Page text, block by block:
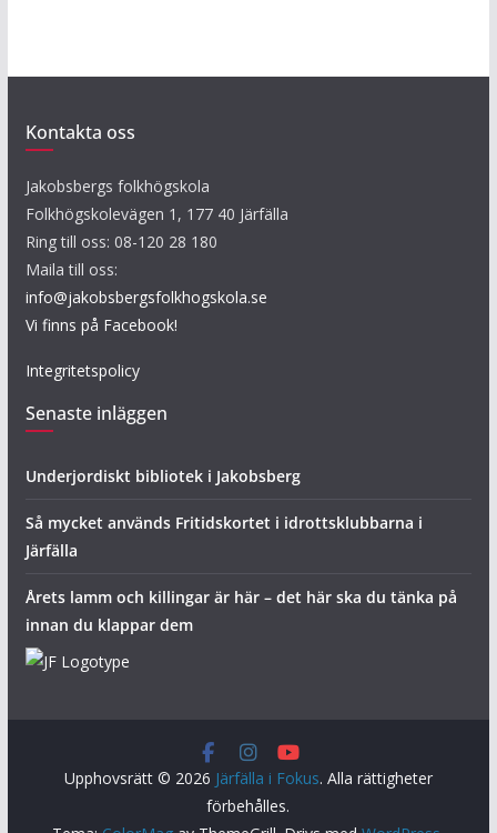
Kontakta oss
Jakobsbergs folkhögskola
Folkhögskolevägen 1, 177 40 Järfälla
Ring till oss: 08-120 28 180
Maila till oss:
info@jakobsbergsfolkhogskola.se
Vi finns på Facebook!
Integritetspolicy
Senaste inläggen
Underjordiskt bibliotek i Jakobsberg
Så mycket används Fritidskortet i idrottsklubbarna i
Järfälla
Årets lamm och killingar är här – det här ska du tänka på
innan du klappar dem
Upphovsrätt © 2026 Järfälla i Fokus. Alla rättigheter
förbehålles.